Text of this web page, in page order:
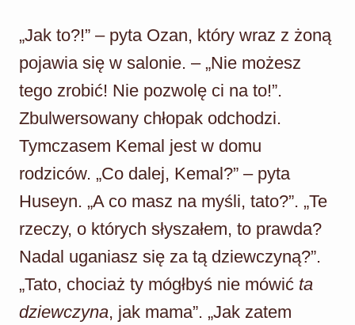
„Jak to?!” – pyta Ozan, który wraz z żoną
pojawia się w salonie. – „Nie możesz
tego zrobić! Nie pozwolę ci na to!”.
Zbulwersowany chłopak odchodzi.
Tymczasem Kemal jest w domu
rodziców. „Co dalej, Kemal?” – pyta
Huseyn. „A co masz na myśli, tato?”. „Te
rzeczy, o których słyszałem, to prawda?
Nadal uganiasz się za tą dziewczyną?”.
„Tato, chociaż ty mógłbyś nie mówić ta
dziewczyna, jak mama”. „Jak zatem